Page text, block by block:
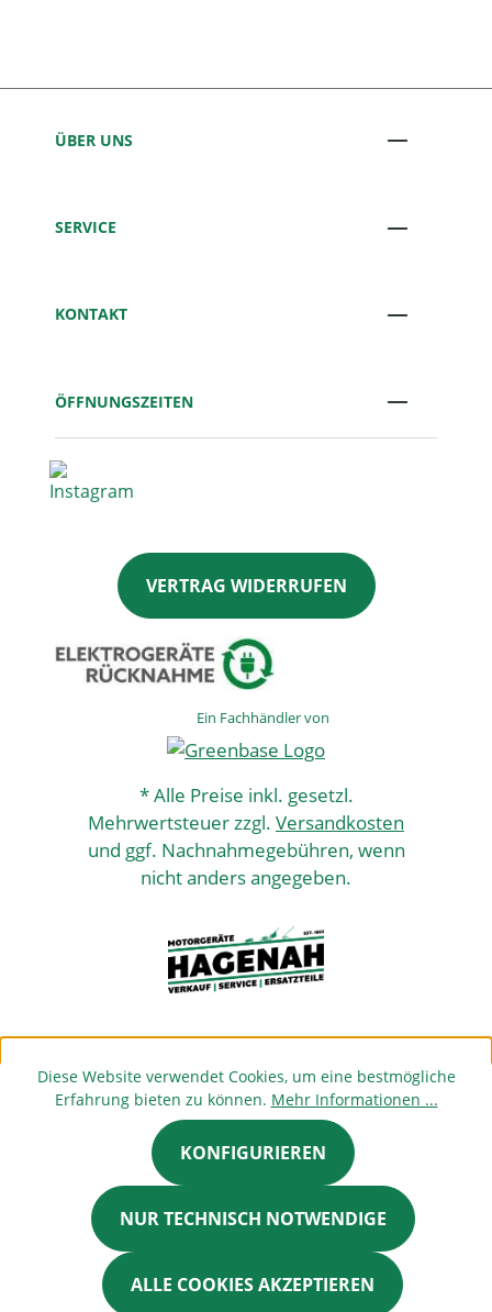
ÜBER UNS
SERVICE
KONTAKT
ÖFFNUNGSZEITEN
VERTRAG WIDERRUFEN
Ein Fachhändler von
* Alle Preise inkl. gesetzl.
Mehrwertsteuer zzgl. Versandkosten
und ggf. Nachnahmegebühren, wenn
nicht anders angegeben.
Diese Website verwendet Cookies, um eine bestmögliche
Erfahrung bieten zu können. Mehr Informationen ...
NUR TECHNISCH NOTWENDIGE
KONFIGURIEREN
ALLE COOKIES AKZEPTIEREN